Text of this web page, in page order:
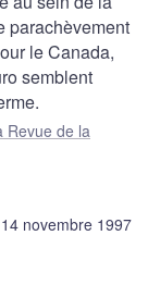
parachèvement
le Canada,
semblent
Revue de la
14 novembre 1997